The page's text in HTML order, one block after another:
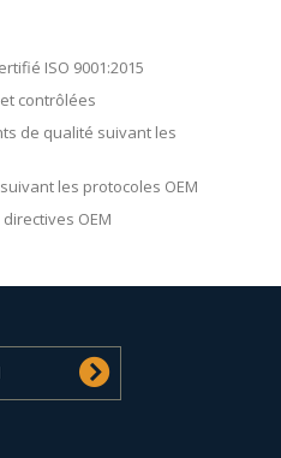
ISO 9001:2015
contrôlées
de qualité suivant les
les protocoles OEM
OEM